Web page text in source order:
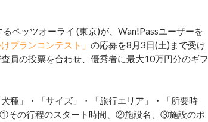
るペッツオーライ (東京)が、Wan!Passユーザーを
けプランコンテスト」 の応募を8月3日(土)まで受け
員の投票を合わせ、優秀者に最大10万円分のギフ
種」・「サイズ」・「旅行エリア」・「所要時
その行程のスタート時間、②施設名、③施設のポ